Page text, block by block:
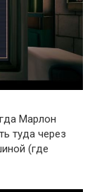
Марлон
туда через
(где